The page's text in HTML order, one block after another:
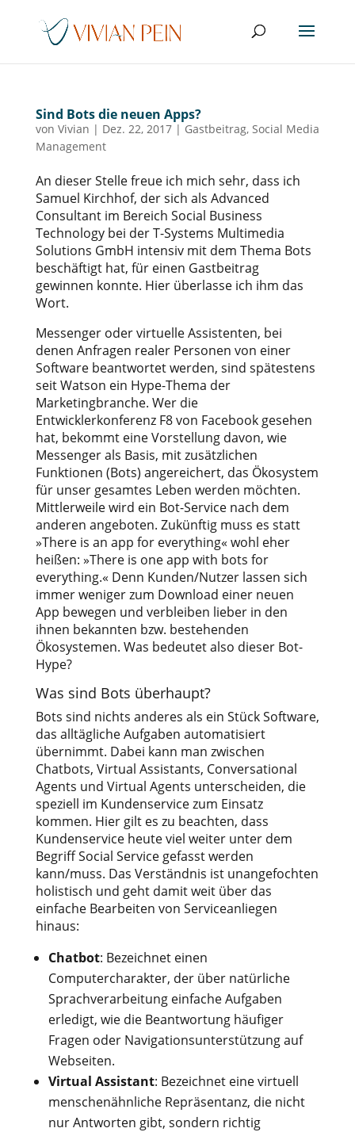
Sind Bots die neuen Apps?
von Vivian | Dez. 22, 2017| Gastbeitrag, Social Media
Management
An dieser Stelle freue ich mich sehr, dass ich
Samuel Kirchhof, der sich als Advanced
Consultant im Bereich Social Business
Technology bei der T-Systems Multimedia
Solutions GmbH intensiv mit dem Thema Bots
beschäftigt hat, für einen Gastbeitrag
gewinnen konnte. Hier überlasse ich ihm das
Wort.
Messenger oder virtuelle Assistenten, bei
denen Anfragen realer Personen von einer
Software beantwortet werden, sind spätestens
seit Watson ein Hype-Thema der
Marketingbranche. Wer die
Entwicklerkonferenz F8 von Facebook gesehen
hat, bekommt eine Vorstellung davon, wie
Messenger als Basis, mit zusätzlichen
Funktionen (Bots) angereichert, das Ökosystem
für unser gesamtes Leben werden möchten.
Mittlerweile wird ein Bot-Service nach dem
anderen angeboten. Zukünftig muss es statt
»There is an app for everything« wohl eher
heißen: »There is one app with bots for
everything.« Denn Kunden/Nutzer lassen sich
immer weniger zum Download einer neuen
App bewegen und verbleiben lieber in den
ihnen bekannten bzw. bestehenden
Ökosystemen. Was bedeutet also dieser Bot-
Hype?
Was sind Bots überhaupt?
Bots sind nichts anderes als ein Stück Software,
das alltägliche Aufgaben automatisiert
übernimmt. Dabei kann man zwischen
Chatbots, Virtual Assistants, Conversational
Agents und Virtual Agents unterscheiden, die
speziell im Kundenservice zum Einsatz
kommen. Hier gilt es zu beachten, dass
Kundenservice heute viel weiter unter dem
Begriff Social Service gefasst werden
kann/muss. Das Verständnis ist unangefochten
holistisch und geht damit weit über das
einfache Bearbeiten von Serviceanliegen
hinaus:
Chatbot: Bezeichnet einen
Computercharakter, der über natürliche
Sprachverarbeitung einfache Aufgaben
erledigt, wie die Beantwortung häufiger
Fragen oder Navigationsunterstützung auf
Webseiten.
Virtual Assistant: Bezeichnet eine virtuell
menschenähnliche Repräsentanz, die nicht
nur Antworten gibt, sondern richtig